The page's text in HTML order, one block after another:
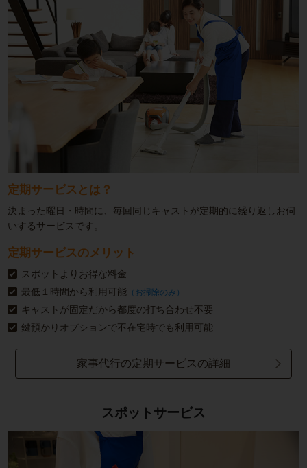
定期サービスとは？
決まった曜日・時間に、毎回同じキャストが定期的に繰り返しお伺
いするサービスです。
定期サービスのメリット
スポットよりお得な料金
最低１時間から利用可能 （お掃除のみ）
キャストが固定だから都度の打ち合わせ不要
鍵預かりオプションで不在宅時でも利用可能
家事代行の定期サービスの詳細
スポットサービス